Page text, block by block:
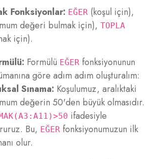
Fonksiyonlar: EĞER (koşul için),
değeri bulmak için), TOPLA
için).
Formülü EĞER fonksiyonunun
göre adım adım oluşturalım:
Sınama: Koşulumuz, aralıktaki
değerin 50'den büyük olmasıdır.
ifadesiyle
Bu, EĞER fonksiyonumuzun ilk
olur.